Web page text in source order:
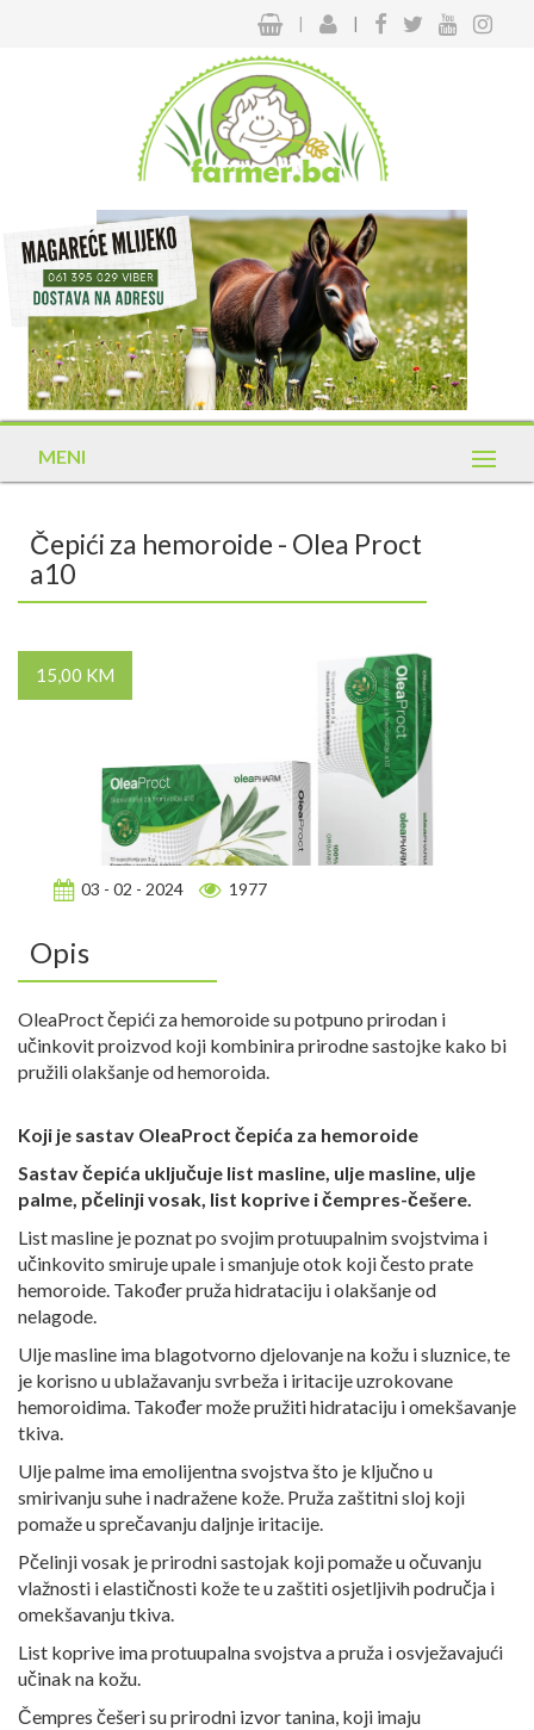
| |
MENI
Čepići za hemoroide - Olea Proct
a10
15,00 KM
03 - 02 - 2024 1977
Opis
OleaProct čepići za hemoroide su potpuno prirodan i
učinkovit proizvod koji kombinira prirodne sastojke kako bi
pružili olakšanje od hemoroida.
Koji je sastav OleaProct čepića za hemoroide
Sastav čepića uključuje list masline, ulje masline, ulje
palme, pčelinji vosak, list koprive i čempres-češere.
List masline je poznat po svojim protuupalnim svojstvima i
učinkovito smiruje upale i smanjuje otok koji često prate
hemoroide. Također pruža hidrataciju i olakšanje od
nelagode.
Ulje masline ima blagotvorno djelovanje na kožu i sluznice, te
je korisno u ublažavanju svrbeža i iritacije uzrokovane
hemoroidima. Također može pružiti hidrataciju i omekšavanje
tkiva.
Ulje palme ima emolijentna svojstva što je ključno u
smirivanju suhe i nadražene kože. Pruža zaštitni sloj koji
pomaže u sprečavanju daljnje iritacije.
Pčelinji vosak je prirodni sastojak koji pomaže u očuvanju
vlažnosti i elastičnosti kože te u zaštiti osjetljivih područja i
omekšavanju tkiva.
List koprive ima protuupalna svojstva a pruža i osvježavajući
učinak na kožu.
Čempres češeri su prirodni izvor tanina, koji imaju